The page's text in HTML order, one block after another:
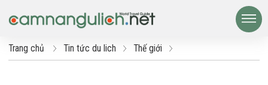
Trang chủ Tin tức du lich Thế giới